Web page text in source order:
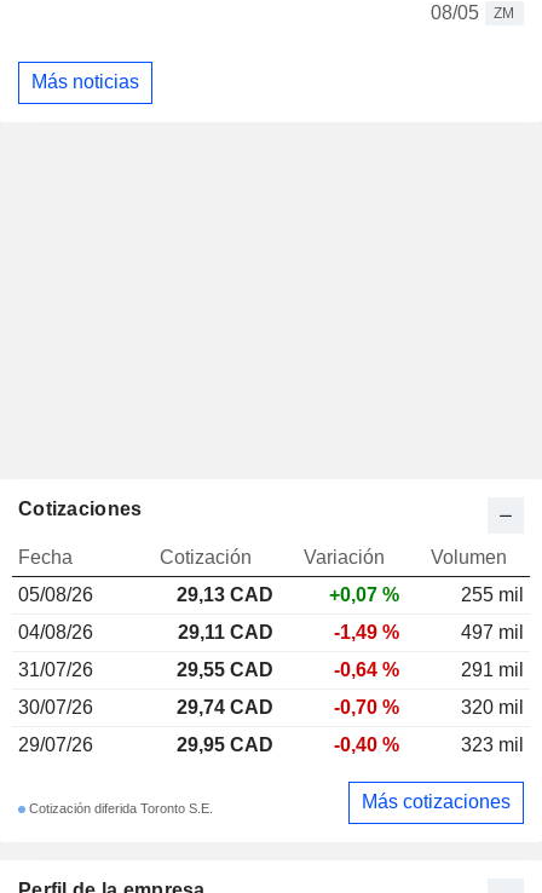
08/05
ZM
Más noticias
Cotizaciones
Fecha Cotización Variación
Volumen
05/08/26
29,13 CAD +0,07 %
255 mil
04/08/26
29,11 CAD -1,49 %
497 mil
31/07/26
29,55 CAD -0,64 %
291 mil
30/07/26
29,74 CAD -0,70 %
320 mil
29/07/26
29,95 CAD -0,40 % 323 mil
Cotización diferida Toronto S.E. Más cotizaciones